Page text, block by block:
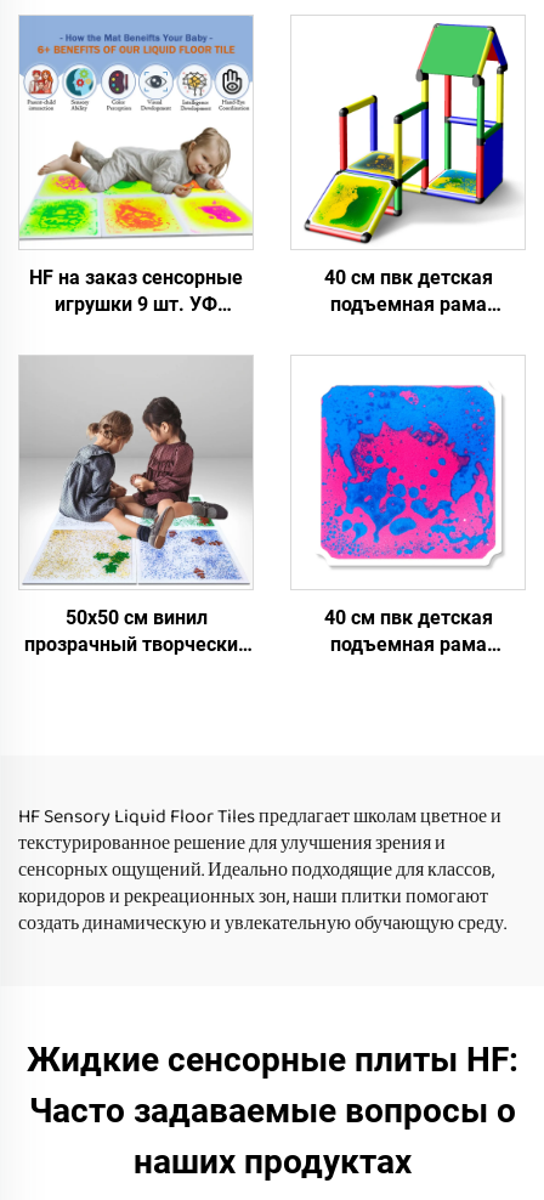
HF на заказ сенсорные
игрушки 9 шт. УФ
напольные плитки
сенсорные жидкость
гель прокладки для
детей аутизм трепета
40 см пвк детская
подъемная рама
надежные
экструзионные игрушки
жидкие сенсорные
плитки для пола для 0-14
лет
50х50 см винил
прозрачный творческий
40 см пвк детская
подъемная рама
HF Sensory Liquid Floor Tiles предлагает школам цветное и
текстурированное решение для улучшения зрения и
сенсорных ощущений. Идеально подходящие для классов,
коридоров и рекреационных зон, наши плитки помогают
создать динамическую и увлекательную обучающую среду.
Жидкие сенсорные плиты HF:
Часто задаваемые вопросы о
наших продуктах